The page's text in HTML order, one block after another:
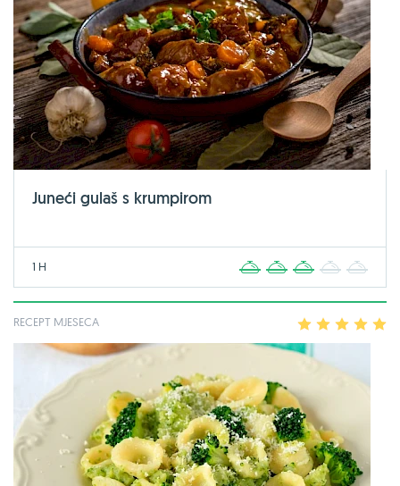
Juneći gulaš s krumpirom
1 H 2 3 4
RECEPT MJESECA 2 3 4